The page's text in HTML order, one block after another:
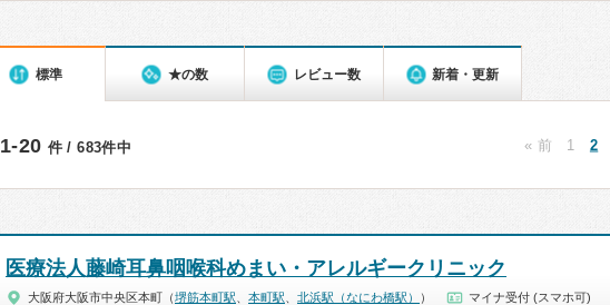
標準 ★の数 レビュー数 新着・更新
1-20 件 / 683件中 « 前 1 2
医療法人藤崎耳鼻咽喉科めまい・アレルギークリニック
大阪府大阪市中央区本町（堺筋本町駅 本町駅 北浜駅（なにわ橋駅） ）
マイナ受付 (スマホ可)